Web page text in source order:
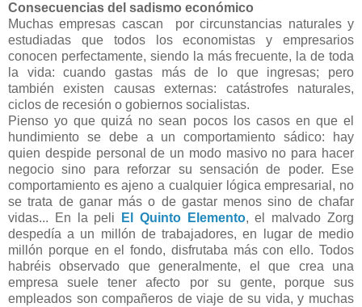
Consecuencias del sadismo económico
Muchas empresas cascan por circunstancias naturales y
estudiadas que todos los economistas y empresarios
conocen perfectamente, siendo la más frecuente, la de toda
la vida: cuando gastas más de lo que ingresas; pero
también existen causas externas: catástrofes naturales,
ciclos de recesión o gobiernos socialistas.
Pienso yo que quizá no sean pocos los casos en que el
hundimiento se debe a un comportamiento sádico: hay
quien despide personal de un modo masivo no para hacer
negocio sino para reforzar su sensación de poder. Ese
comportamiento es ajeno a cualquier lógica empresarial, no
se trata de ganar más o de gastar menos sino de chafar
vidas... En la peli
El Quinto Elemento, el malvado Zorg
despedía a un millón de trabajadores, en lugar de medio
millón porque en el fondo, disfrutaba más con ello. Todos
habréis observado que generalmente, el que crea una
empresa suele tener afecto por su gente, porque sus
empleados son compañeros de viaje de su vida, y muchas